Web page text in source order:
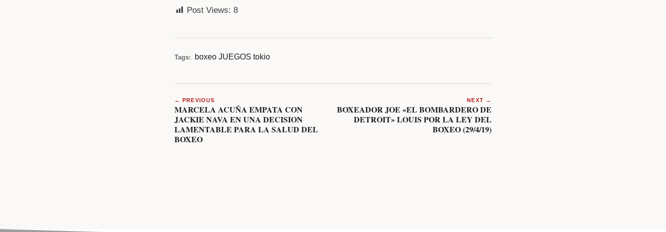
Post Views: 8
Tags: boxeo JUEGOS tokio
← PREVIOUS
MARCELA ACUÑA EMPATA CON
JACKIE NAVA EN UNA DECISION
LAMENTABLE PARA LA SALUD DEL
BOXEO
NEXT →
BOXEADOR JOE «EL BOMBARDERO DE
DETROIT» LOUIS POR LA LEY DEL
BOXEO (29/4/19)